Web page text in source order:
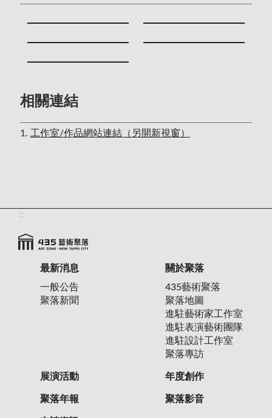
相關連結
1. 工作室/作品網站連結（另開新視窗）
:::
最新消息
一般公告
聚落新聞
關於聚落
435藝術聚落
聚落地圖
進駐藝術家工作室
進駐表演藝術團隊
進駐設計工作室
聚落專訪
展演活動 年度創作
聚落年報 聚落影音